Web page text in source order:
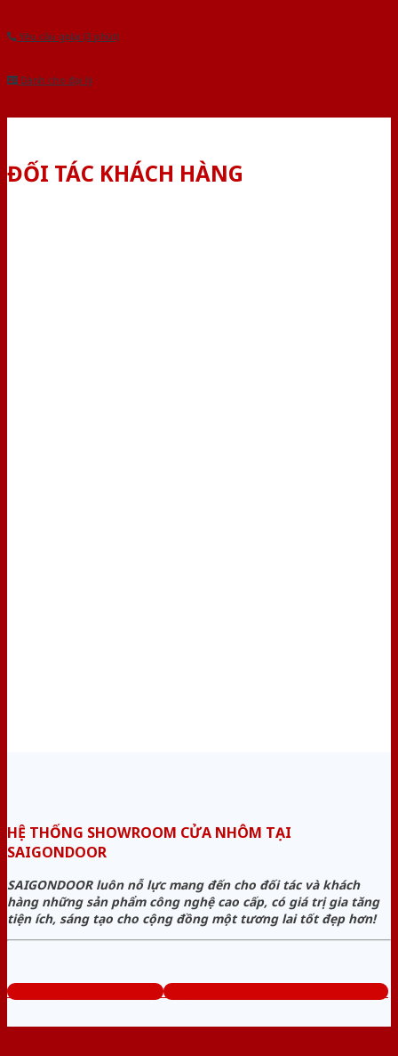
Yêu cầu gọi lại (3 phút)
Dành cho đại lý
ĐỐI TÁC KHÁCH HÀNG
HỆ THỐNG SHOWROOM CỬA NHÔM TẠI
SAIGONDOOR
SAIGONDOOR luôn nỗ lực mang đến cho đối tác và khách
hàng những sản phẩm công nghệ cao cấp, có giá trị gia tăng
tiện ích, sáng tạo cho cộng đồng một tương lai tốt đẹp hơn!
www.baogiacuanhom.com Tổng đài tư vấn miễn phí: 0824.400.400